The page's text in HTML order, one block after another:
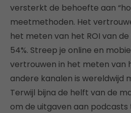
versterkt de behoefte aan
meetmethoden. Het
het meten van het ROI van
54%. Streep je online en
vertrouwen in het meten van
andere kanalen is wereldwijd
Terwijl bijna de helft van de
om de uitgaven aan podcasts